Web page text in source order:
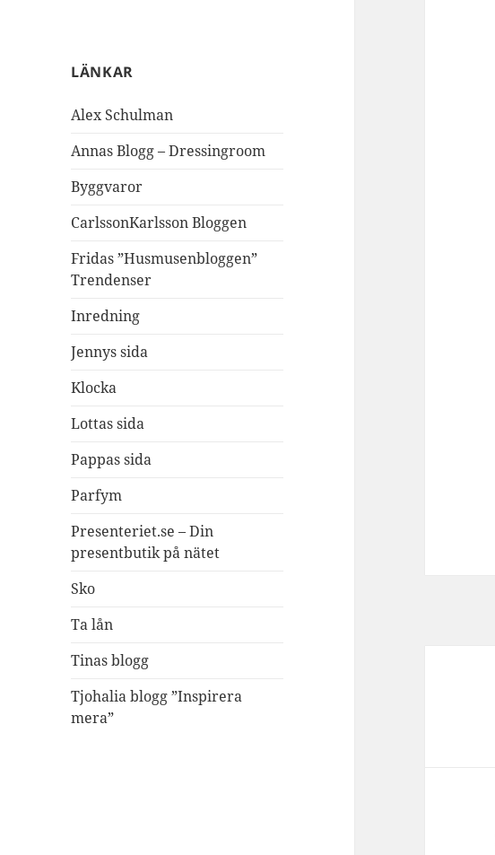
LÄNKAR
Alex Schulman
Annas Blogg – Dressingroom
Byggvaror
CarlssonKarlsson Bloggen
Fridas ”Husmusenbloggen”
Trendenser
Inredning
Jennys sida
Klocka
Lottas sida
Pappas sida
Parfym
Presenteriet.se – Din
presentbutik på nätet
Sko
Ta lån
Tinas blogg
Tjohalia blogg ”Inspirera
mera”